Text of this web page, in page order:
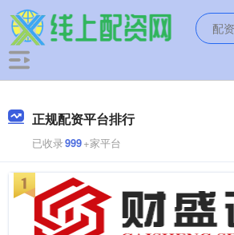
正规配资平台排行
已收录999+家平台